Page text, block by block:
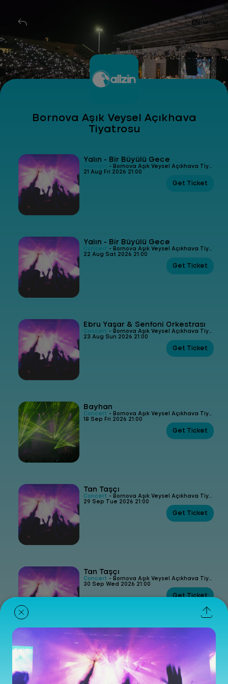
EN
Bornova Aşık Veysel Açıkhava
Tiyatrosu
Yalın - Bir Büyülü Gece
- Bornova Aşık Veysel Açıkhava Tiyatrosu
21 Aug Fri 2026 21:00
Get Ticket
Yalın - Bir Büyülü Gece
Concert
- Bornova Aşık Veysel Açıkhava Tiyatrosu
22 Aug Sat 2026 21:00
Get Ticket
Ebru Yaşar & Senfoni Orkestrası
Concert
- Bornova Aşık Veysel Açıkhava Tiyatrosu
23 Aug Sun 2026 21:00
Get Ticket
Bayhan
Concert
- Bornova Aşık Veysel Açıkhava Tiyatrosu
18 Sep Fri 2026 21:00
Get Ticket
Tan Taşçı
Concert
- Bornova Aşık Veysel Açıkhava Tiyatrosu
29 Sep Tue 2026 21:00
Get Ticket
Tan Taşçı
Concert
- Bornova Aşık Veysel Açıkhava Tiyatrosu
30 Sep Wed 2026 21:00
Get Ticket
Kenan Doğulu
Concert
- Bornova Aşık Veysel Açıkhava Tiyatrosu
30 Oct Fri 2026 21:00
Get Ticket